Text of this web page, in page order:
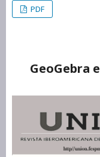
PDF
GeoGebra